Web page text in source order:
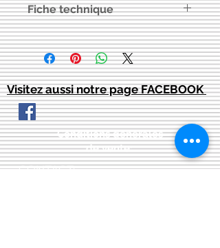
Fiche technique
Disponible sur demande à
info@latelier13.be ou cliquez sur le
lien:https://www.peinture-
erika.fr/wp-
content/uploads/2020/11/fiche-
technique-erika-deco-patines.pdf
Visitez aussi notre page FACEBOOK
Conditions générales
de vente::
CONTACT: